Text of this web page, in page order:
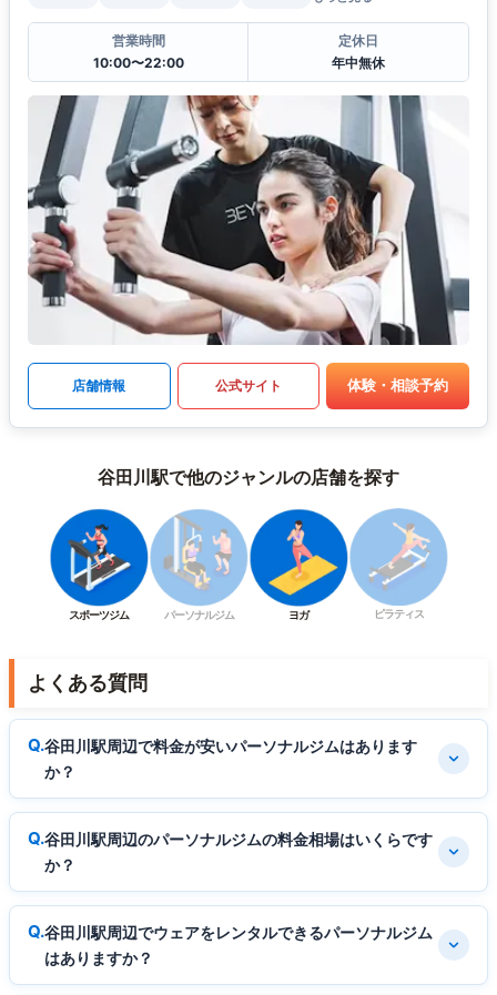
営業時間
10:00〜22:00
定休日
年中無休
店舗情報 公式サイト 体験・相談予約
谷田川駅で他のジャンルの店舗を探す
スポーツジム パーソナルジム ヨガ ピラティス
よくある質問
谷田川駅周辺で料金が安いパーソナルジムはあります
か？
谷田川駅周辺のパーソナルジムの料金相場はいくらです
か？
谷田川駅周辺でウェアをレンタルできるパーソナルジム
はありますか？